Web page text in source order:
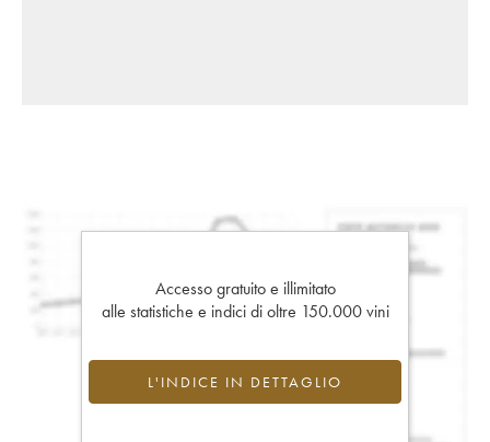
Accesso gratuito e illimitato
alle statistiche e indici di oltre 150.000 vini
L'INDICE IN DETTAGLIO